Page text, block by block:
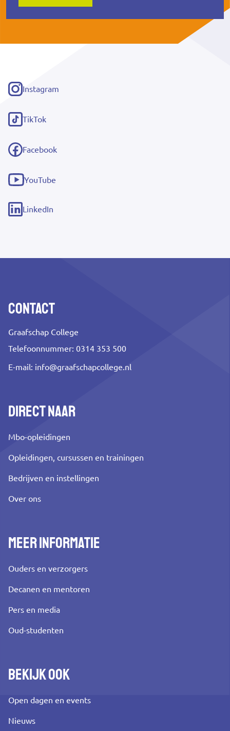
Instagram
(externe
link)
TikTok
(externe
link)
Facebook
(externe
link)
YouTube
(externe
link)
LinkedIn
(externe
Contact
Graafschap College
Telefoonnummer: 0314 353 500
E-mail: info@graafschapcollege.nl
Direct naar
Mbo-opleidingen
Opleidingen, cursussen en trainingen
Bedrijven en instellingen
Over ons
Meer informatie
Ouders en verzorgers
Decanen en mentoren
Pers en media
Oud-studenten
Bekijk ook
Open dagen en events
Nieuws